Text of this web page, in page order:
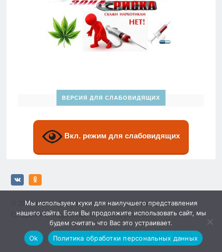
ВЕРСИЯ ДЛЯ СЛАБОВИДЯЩИХ
Вкл. режим для слабовидящих
© 2026 МБУ «Дворец спорта» им. Ю. Гагарина»
Создание и поддержка: sewwwa@gmail.com
Мы используем куки для наилучшего представления
нашего сайта. Если Вы продолжите использовать сайт, мы
будем считать что Вас это устраивает.
Ok
Политика обработки персональных данных